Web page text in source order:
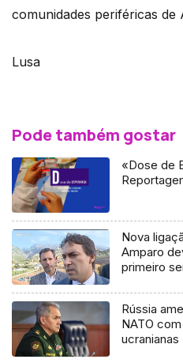
comunidades periféricas de
Lusa
Pode também gostar
«Dose de
Nova
Amparo
primeiro
Rússia
NATO
ucranianas